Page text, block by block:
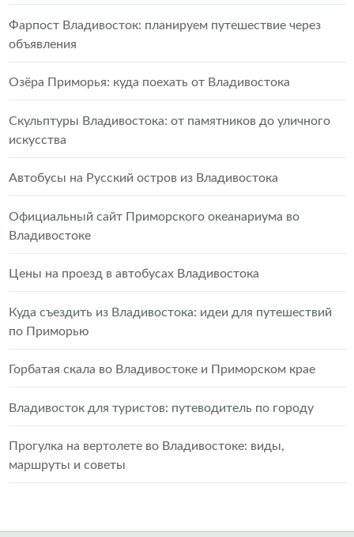
Фарпост Владивосток: планируем путешествие через
объявления
Озёра Приморья: куда поехать от Владивостока
Скульптуры Владивостока: от памятников до уличного
искусства
Автобусы на Русский остров из Владивостока
Официальный сайт Приморского океанариума во
Владивостоке
Цены на проезд в автобусах Владивостока
Куда съездить из Владивостока: идеи для путешествий
по Приморью
Горбатая скала во Владивостоке и Приморском крае
Владивосток для туристов: путеводитель по городу
Прогулка на вертолете во Владивостоке: виды,
маршруты и советы